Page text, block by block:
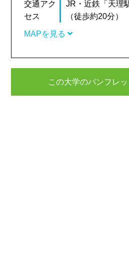
交通アク
セス
JR・近鉄「天理
（徒歩約20分）
MAPを見る
この大学のパンフレ